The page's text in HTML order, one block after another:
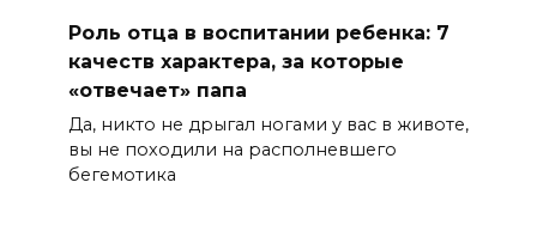
Роль отца в воспитании ребенка: 7
качеств характера, за которые
«отвечает» папа
Да, никто не дрыгал ногами у вас в животе,
вы не походили на располневшего
бегемотика